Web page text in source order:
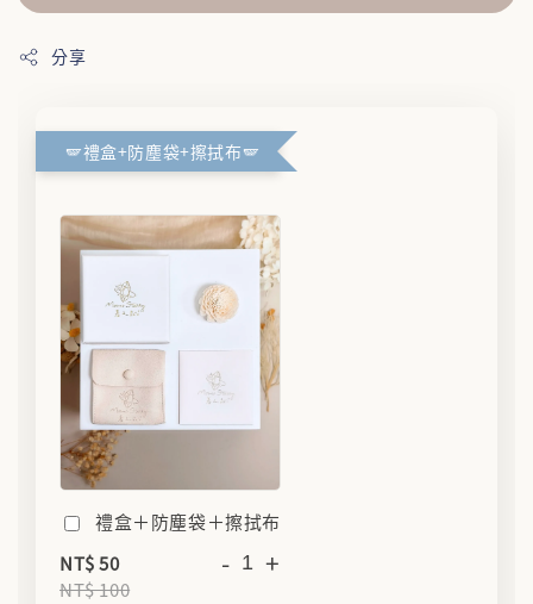
分享
🪽禮盒+防塵袋+擦拭布🪽
禮盒＋防塵袋＋擦拭布
NT$ 50
NT$ 100
- +